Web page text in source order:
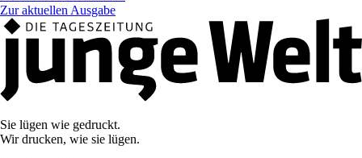
Zur aktuellen Ausgabe
Sie lügen wie gedruckt.
Wir drucken, wie sie lügen.